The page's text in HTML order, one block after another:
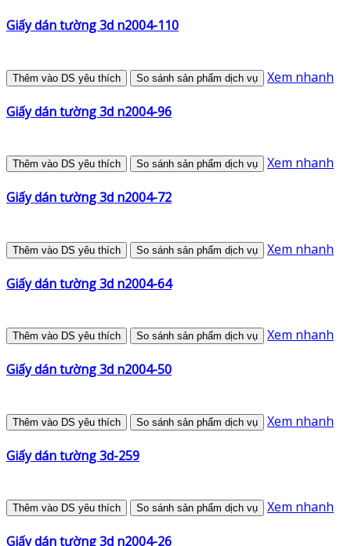
Giấy dán tường 3d n2004-110
Thêm vào DS yêu thích So sánh sản phẩm dịch vụ Xem nhanh
Giấy dán tường 3d n2004-96
Thêm vào DS yêu thích So sánh sản phẩm dịch vụ Xem nhanh
Giấy dán tường 3d n2004-72
Thêm vào DS yêu thích So sánh sản phẩm dịch vụ Xem nhanh
Giấy dán tường 3d n2004-64
Thêm vào DS yêu thích So sánh sản phẩm dịch vụ Xem nhanh
Giấy dán tường 3d n2004-50
Thêm vào DS yêu thích So sánh sản phẩm dịch vụ Xem nhanh
Giấy dán tường 3d-259
Thêm vào DS yêu thích So sánh sản phẩm dịch vụ Xem nhanh
Giấy dán tường 3d n2004-26